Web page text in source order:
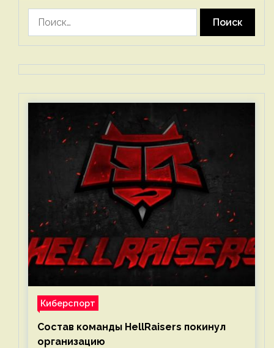
Киберспорт
Состав команды HellRaisers покинул
организацию